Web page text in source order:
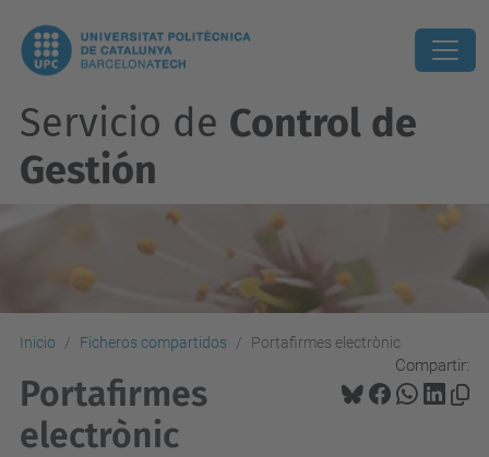
Servicio de Control de
Gestión
Inicio Ficheros compartidos Portafirmes electrònic
Compartir:
Portafirmes
electrònic